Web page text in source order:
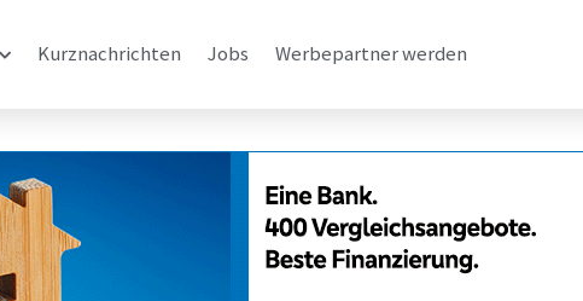
Kurznachrichten Jobs Werbepartner werden